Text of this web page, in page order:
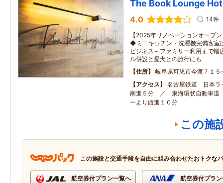
The Book Lounge
4.0 14件
【2025年リノベーションオープ
◆ミニキッチン・洗濯機完備客室
ビジネス～ファミリー利用まで幅
ル併設と愛犬との旅行にも
住所
岐阜県可児市今渡７１５
アクセス
名古屋鉄道 日本
南進５分 ／ 東海環状自動車道
ーより西進１０分
この施
この施設と交通手段を自由に組み合わせたおトクな
航空券付プラン一覧へ 航空券付プラ